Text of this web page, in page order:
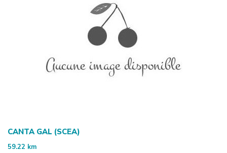
CANTA GAL (SCEA)
59.22 km